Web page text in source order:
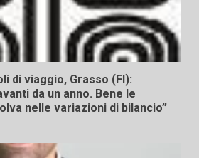
di viaggio, Grasso (FI):
da un anno. Bene le
nelle variazioni di bilancio”